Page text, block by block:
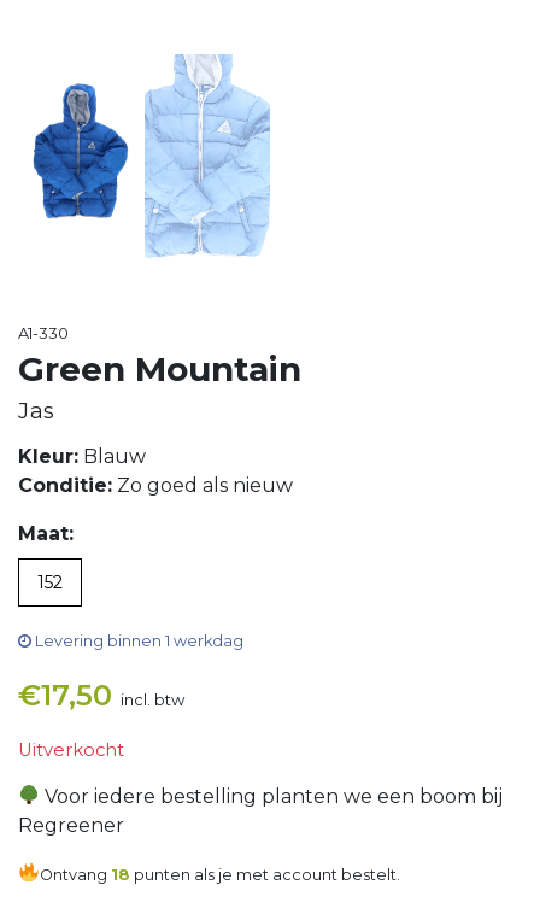
A1-330
Green Mountain
Jas
Kleur: Blauw
Conditie: Zo goed als nieuw
Maat:
152
Levering binnen 1 werkdag
€17,50 incl. btw
Uitverkocht
Voor iedere bestelling planten we een boom bij
Regreener
Ontvang 18 punten als je met account bestelt.